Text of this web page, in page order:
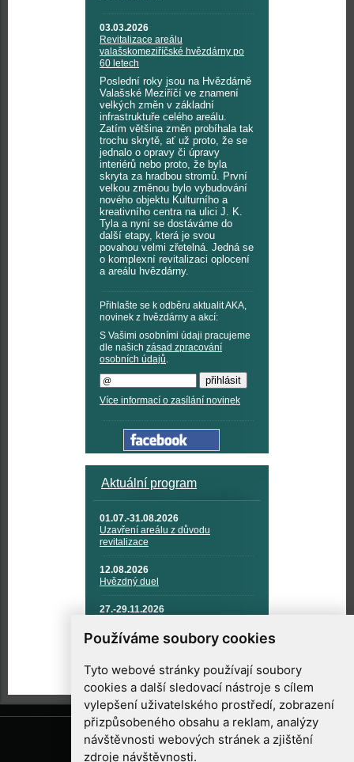
Používáme soubory cookies
Tyto webové stránky používají soubory
cookies a další sledovací nástroje s cílem
vylepšení uživatelského prostředí, zobrazení
přizpůsobeného obsahu a reklam, analýzy
návštěvnosti webových stránek a zjištění
zdroje návštěvnosti.
03.03.2026
Revitalizace areálu
valašskomeziříčské hvězdárny po
60 letech
Poslední roky jsou na Hvězdárně
Valašské Meziříčí ve znamení
velkých změn v základní
infrastruktuře celého areálu.
Zatím většina změn probíhala tak
trochu skrytě, ať už proto, že se
jednalo o opravy či úpravy
interiérů nebo proto, že byla
skryta za hradbou stromů. První
velkou změnou bylo vybudování
nového objektu Kulturního a
kreativního centra na ulici J. K.
Tyla a nyní se dostáváme do
další etapy, která je svou
povahou velmi zřetelná. Jedná se
o komplexní revitalizaci oplocení
a areálu hvězdárny.
Přihlašte se k odběru aktualit AKA,
novinek z hvězdárny a akcí:
S Vašimi osobními údaji pracujeme
dle našich zásad zpracování
osobních údajů.
Více informací o zasílání novinek
Aktuální program
01.07.-31.08.2026
Uzavření areálu z důvodu
revitalizace
12.08.2026
Hvězdný duel
27.-29.11.2026
TECHNIKA A KOSMICKÉ
TECHNOLOGIE